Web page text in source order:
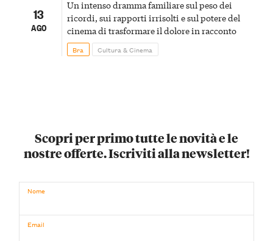
13
AGO
Un intenso dramma familiare sul peso dei
ricordi, sui rapporti irrisolti e sul potere del
cinema di trasformare il dolore in racconto
Bra Cultura & Cinema
Scopri per primo tutte le novità e le
nostre offerte. Iscriviti alla newsletter!
Nome
Email